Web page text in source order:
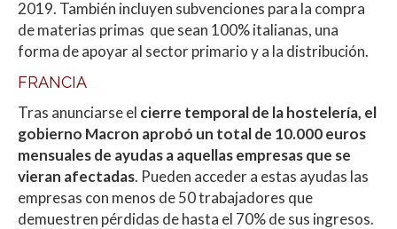
2019. También incluyen subvenciones para la compra
de materias primas que sean 100% italianas, una
forma de apoyar al sector primario y a la distribución.
FRANCIA
Tras anunciarse el cierre temporal de la hostelería, el
gobierno Macron aprobó un total de 10.000 euros
mensuales de ayudas a aquellas empresas que se
vieran afectadas. Pueden acceder a estas ayudas las
empresas con menos de 50 trabajadores que
demuestren pérdidas de hasta el 70% de sus ingresos.